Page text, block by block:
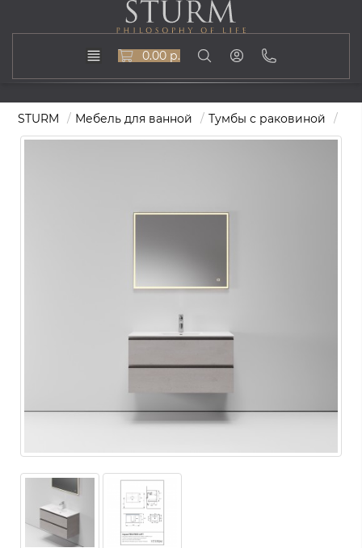
0.00 р.
STURM Мебель для ванной Тумбы с раковиной